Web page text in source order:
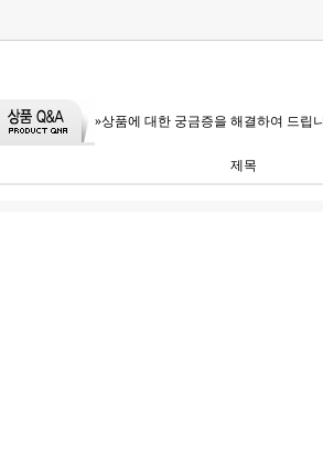
»상품에 대한 궁금증을 해결하여 드립
제목